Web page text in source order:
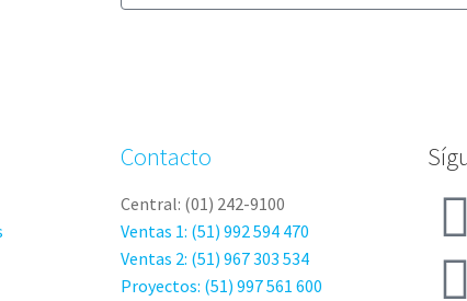
Contacto
Central: (01) 242-9100
Ventas 1: (51) 992 594 470
Ventas 2: (51) 967 303 534
Proyectos: (51) 997 561 600